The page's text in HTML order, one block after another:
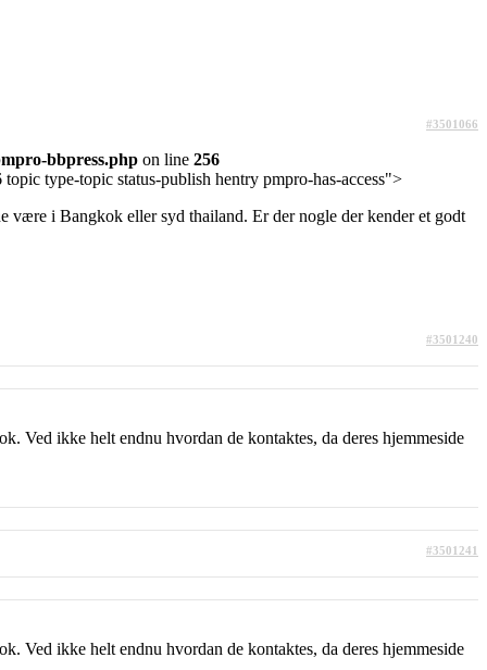
#3501066
bbpress.php on line 256
type-topic status-publish hentry pmpro-has-access">
i Bangkok eller syd thailand. Er der nogle der kender et godt
#3501240
Ved ikke helt endnu hvordan de kontaktes, da deres hjemmeside
#3501241
Ved ikke helt endnu hvordan de kontaktes, da deres hjemmeside